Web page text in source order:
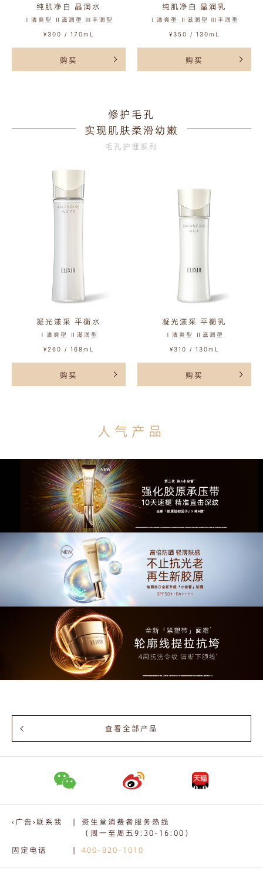
纯肌净白 晶润水
Ⅰ清爽型 Ⅱ滋润型 Ⅲ丰润型
¥300 / 170mL
购买
纯肌净白 晶润乳
Ⅰ清爽型 Ⅱ滋润型 Ⅲ丰润型
¥350 / 130mL
购买
修护毛孔
实现肌肤柔滑幼嫩
毛孔护理系列
凝光漾采 平衡水
Ⅰ清爽型 Ⅱ滋润型
¥260 / 168mL
购买
凝光漾采 平衡乳
Ⅰ清爽型 Ⅱ滋润型
¥310 / 130mL
购买
人气产品
查看全部产品
‹广告›联系我 |
资生堂消费者服务热线
（周一至周五9:30-16:00）
固定电话
| 400-820-1010